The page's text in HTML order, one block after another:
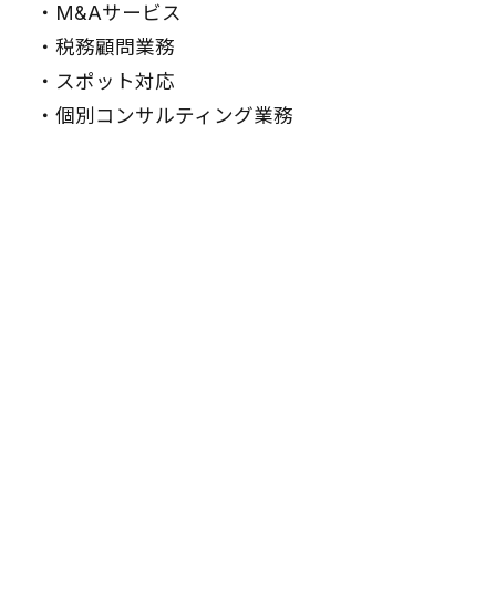
・ M&Aサービス
・ 税務顧問業務
・ スポット対応
・ 個別コンサルティング業務